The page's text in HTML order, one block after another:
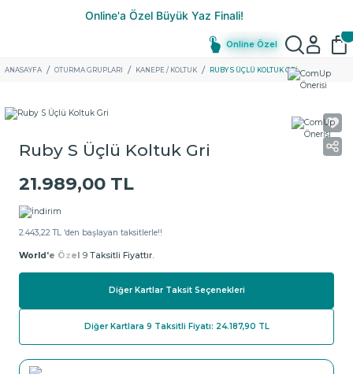
Online Özel
ANASAYFA OTURMA GRUPLARI KANEPE / KOLTUK RUBY S ÜÇLÜ KOLTUK GRI
Ruby S Üçlü Koltuk Gri
21.989,00 TL
2.443,22 TL ‘den başlayan taksitlerle!!
World'e Özel 9 Taksitli Fiyattır.
Diğer Kartlar Taksit Seçenekleri
Diğer Kartlara 9 Taksitli Fiyatı: 24.187,90 TL